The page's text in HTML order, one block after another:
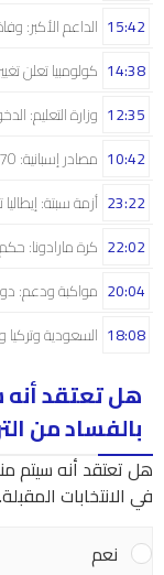
الداعم الأكبر: وفاة والد 15:42
كولومبيا تعلن 14:38
وزارة التعليم: 12:35
مصادر إسبانية: 70 ألفا غادروا سبتة.. وسيتم نقل قاصرين للبر الرئيسي 10:42
أزمة سبتة: 23:22
كرة مارادونا: 22:02
مواكبة ودعم: 20:04
السعودية 18:08
هل تعتقد
بالفساد من
هل تعتقد أنه سيتم
في الانتخابات
نعم